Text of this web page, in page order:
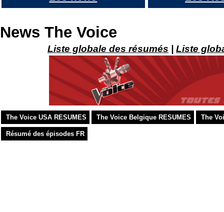
News The Voice
Liste globale des résumés Liste
The Voice USA RESUMES The Voice Belgique RESUMES The
Résumé des épisodes FR